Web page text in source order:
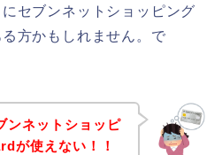
セブンネットショッピング
方かもしれません。で
ンネットショッピ
が使えない！！